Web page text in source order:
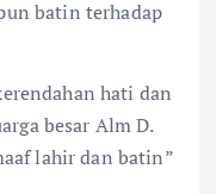
batin terhadap
hati dan
besar Alm D.
lahir dan batin”